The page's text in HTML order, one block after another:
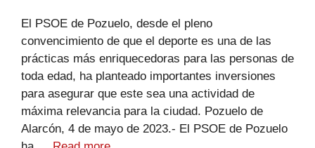
El PSOE de Pozuelo, desde el pleno
convencimiento de que el deporte es una de las
prácticas más enriquecedoras para las personas de
toda edad, ha planteado importantes inversiones
para asegurar que este sea una actividad de
máxima relevancia para la ciudad. Pozuelo de
Alarcón, 4 de mayo de 2023.- El PSOE de Pozuelo